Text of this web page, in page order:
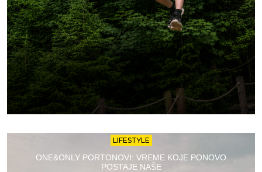
LIFESTYLE
ONE&ONLY PORTONOVI: VREME KOJE PONOVO
POSTAJE NAŠE